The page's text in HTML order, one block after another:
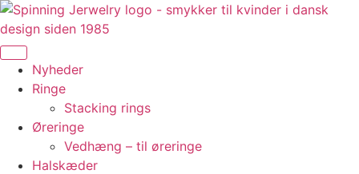
Videre
til
indhold
Nyheder
Ringe
Stacking rings
Øreringe
Vedhæng – til øreringe
Halskæder